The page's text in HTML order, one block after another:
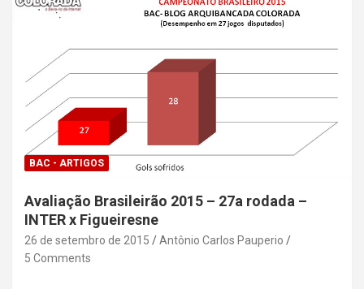
BAC - ARTIGOS
Avaliação Brasileirão 2015 – 27a rodada –
INTER x Figueiresne
26 de setembro de 2015
Antônio Carlos Pauperio
5 Comments